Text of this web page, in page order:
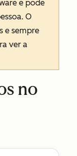
e pode
O
e sempre
ver a
no